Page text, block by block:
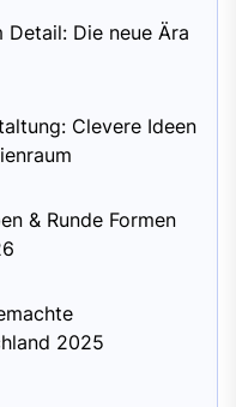
Die neue Ära
Clevere Ideen
& Runde Formen
2025